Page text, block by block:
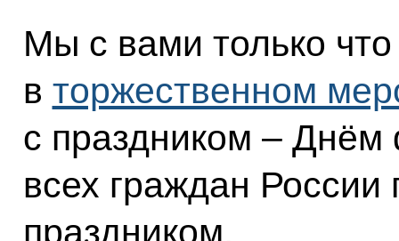
Мы с вами только
в торжественном
с праздником – Днём
всех граждан России
праздником.